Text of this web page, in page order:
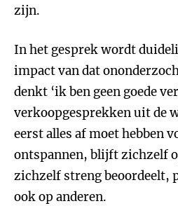
zijn.
In het gesprek wordt
impact van dat
denkt ‘ik ben geen goede
verkoopgesprekken uit de
eerst alles af moet hebben
ontspannen, blijft zichzelf
zichzelf streng beoordeelt,
ook op anderen.